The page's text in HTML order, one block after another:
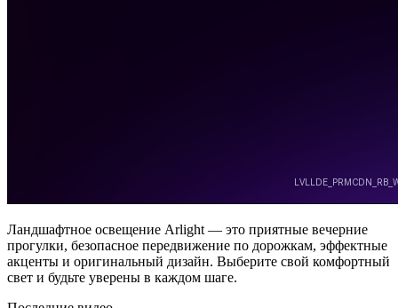
Ландшафтное освещение Arlight — это приятные вечерние
прогулки, безопасное передвижение по дорожкам, эффектные
акценты и оригинальный дизайн. Выберите свой комфортный
свет и будьте уверены в каждом шаге.